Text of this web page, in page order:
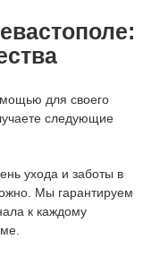
для своего
следующие
ухода и заботы в
Мы гарантируем
к каждому